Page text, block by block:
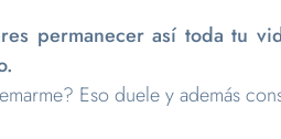
permanecer así toda tu
Eso duele y además